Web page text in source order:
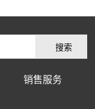
销售服务